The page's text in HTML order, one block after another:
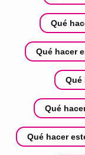
Qué
Qué hacer
Qué
Qué
Qué hacer